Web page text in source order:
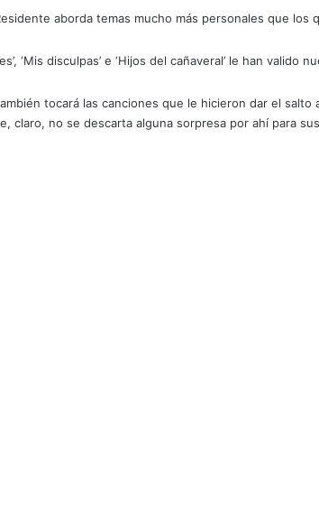
aborda temas mucho más personales que los
‘Mis disculpas’ e ‘Hijos del cañaveral’ le han valido
tocará las canciones que le hicieron dar el
no se descarta alguna sorpresa por ahí para